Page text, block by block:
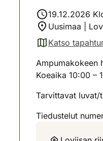
19.12.2026
Uusimaa |
Katso
(avautuu uuteen
Ampumakokeen
Koeaika 10:00 –
Tarvittavat luvat/
Tiedustelut